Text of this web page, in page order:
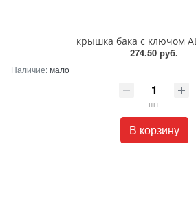
крышка бака с ключом
274.50 руб.
Наличие:мало
шт
В корзину